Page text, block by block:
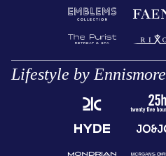
Lifestyle by Ennismore